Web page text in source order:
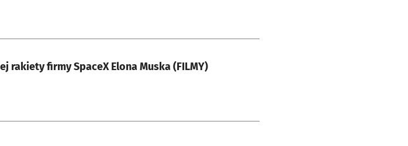
rakiety firmy SpaceX Elona Muska (FILMY)